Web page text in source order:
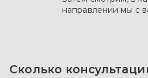
направлении мы с
Сколько